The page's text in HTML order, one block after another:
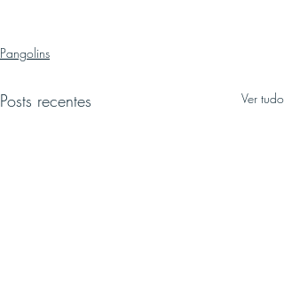
Pangolins
Posts recentes Ver tudo